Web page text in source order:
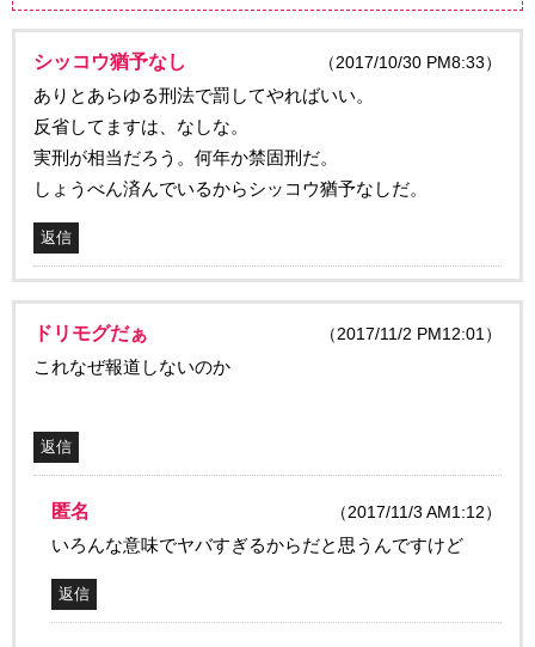
シッコウ猶予なし （2017/10/30 PM8:33）
ありとあらゆる刑法で罰してやればいい。
反省してますは、なしな。
実刑が相当だろう。何年か禁固刑だ。
しょうべん済んでいるからシッコウ猶予なしだ。
返信
ドリモグだぁ （2017/11/2 PM12:01）
これなぜ報道しないのか
返信
匿名 （2017/11/3 AM1:12）
いろんな意味でヤバすぎるからだと思うんですけど
返信